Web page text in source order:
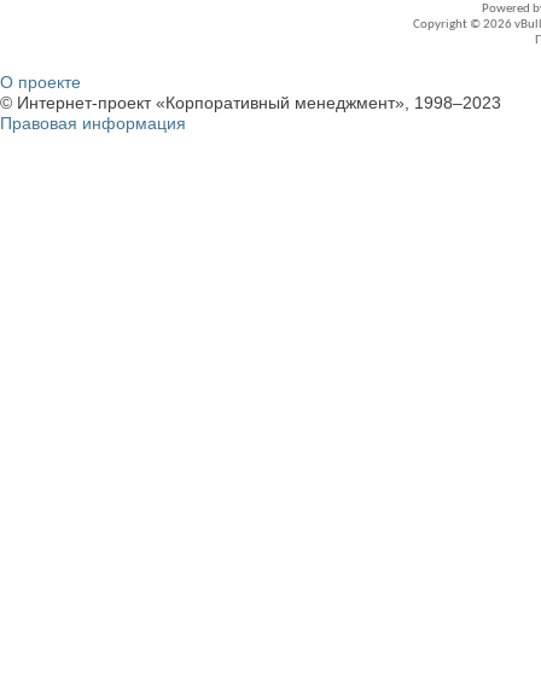
Powered
Copyright © 2026
О проекте
© Интернет-проект «Корпоративный менеджмент», 1998–2023
Правовая информация